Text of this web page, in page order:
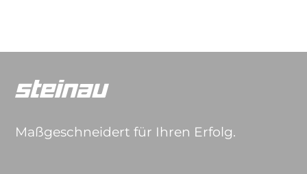
Maßgeschneidert für Ihren Erfolg.